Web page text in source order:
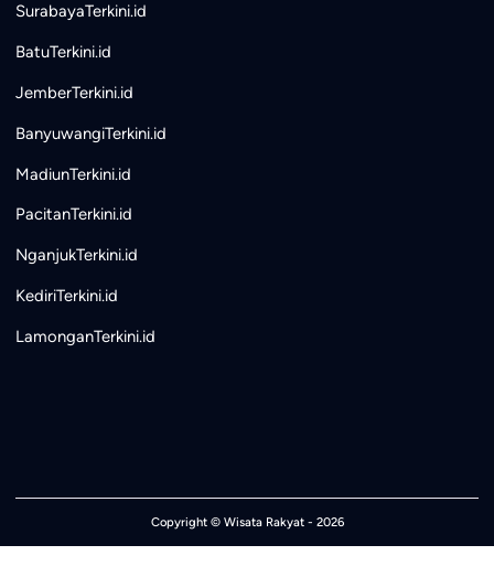
SurabayaTerkini.id
BatuTerkini.id
JemberTerkini.id
BanyuwangiTerkini.id
MadiunTerkini.id
PacitanTerkini.id
NganjukTerkini.id
KediriTerkini.id
LamonganTerkini.id
Copyright © Wisata Rakyat- 2026